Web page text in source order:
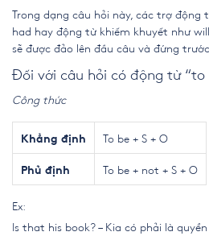
Trong dạng câu hỏi này, các trợ động
had hay động từ khiếm khuyết như
sẽ được đảo lên đầu câu và đứng
Đối với câu hỏi có động từ “to
Công thức
Khẳng định To be + S + O
Phủ định To be + not + S + O
Ex:
Is that his book? – Kia có phải là